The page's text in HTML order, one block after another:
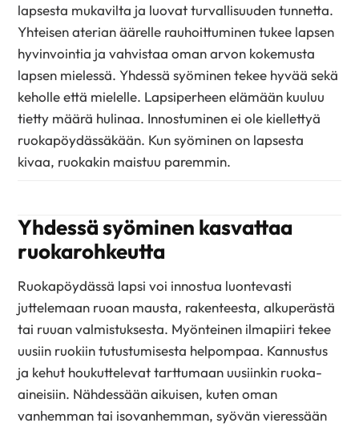
lapsesta mukavilta ja luovat turvallisuuden tunnetta.
Yhteisen aterian äärelle rauhoittuminen tukee lapsen
hyvinvointia ja vahvistaa oman arvon kokemusta
lapsen mielessä. Yhdessä syöminen tekee hyvää sekä
keholle että mielelle. Lapsiperheen elämään kuuluu
tietty määrä hulinaa. Innostuminen ei ole kiellettyä
ruokapöydässäkään. Kun syöminen on lapsesta
kivaa, ruokakin maistuu paremmin.
Yhdessä syöminen kasvattaa
ruokarohkeutta
Ruokapöydässä lapsi voi innostua luontevasti
juttelemaan ruoan mausta, rakenteesta, alkuperästä
tai ruuan valmistuksesta. Myönteinen ilmapiiri tekee
uusiin ruokiin tutustumisesta helpompaa. Kannustus
ja kehut houkuttelevat tarttumaan uusiinkin ruoka-
aineisiin. Nähdessään aikuisen, kuten oman
vanhemman tai isovanhemman, syövän vieressään